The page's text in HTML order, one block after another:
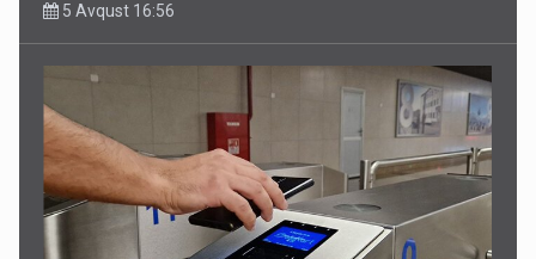
5 Avqust 16:56